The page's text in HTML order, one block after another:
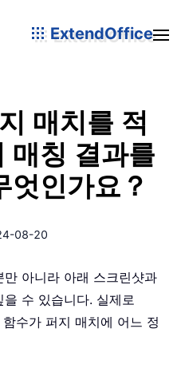
ExtendOffice
매치를 적
매칭 결과를
엇인가요？
08-20
아니라 아래 스크린샷과
수 있습니다. 실제로
수가 퍼지 매치에 어느 정